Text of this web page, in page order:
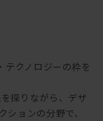
テクノロジーの枠を
探りながら、デザ
ョンの分野で、